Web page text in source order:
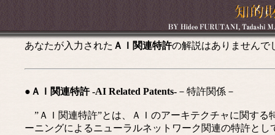
あなたが入力された ＡＩ関連特許の解説はありませんで
●ＡＩ関連特許 -AI Related Patents- －特許関係－
”ＡＩ関連特許”とは、ＡＩのアーキテクチャに関する
ーニングによるニューラルネットワーク関連の特許と